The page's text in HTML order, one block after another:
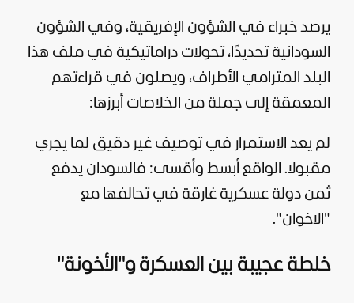
يرصد خبراء في الشؤون الإفريقية، وفي الشؤون
السودانية تحديدًا، تحولات دراماتيكية في ملف هذا
البلد المترامي الأطراف، ويصلون في قراءتهم
المعمقة إلى جملة من الخلاصات أبرزها:
لم يعد الاستمرار في توصيف غير دقيق لما يجري
مقبولا. الواقع أبسط وأقسى: فالسودان يدفع
ثمن دولة عسكرية غارقة في تحالفها مع
"الاخوان".
خلطة عجيبة بين العسكرة و"الأخونة"